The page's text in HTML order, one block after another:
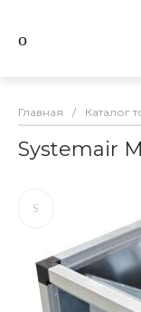
Главная / Каталог
Systemair